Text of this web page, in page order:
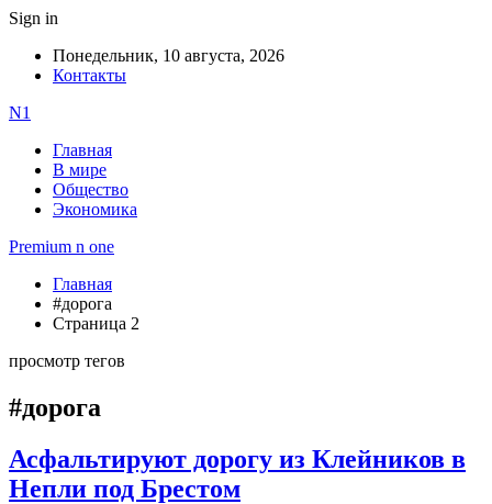
Sign in
Понедельник, 10 августа, 2026
Контакты
N1
Главная
В мире
Общество
Экономика
Premium n one
Главная
#дорога
Страница 2
просмотр тегов
#дорога
Асфальтируют дорогу из Клейников в
Непли под Брестом